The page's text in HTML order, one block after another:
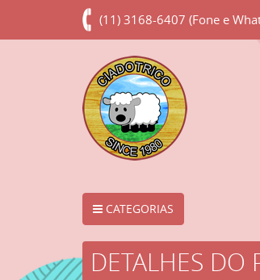
(11) 3168-6407 (Fone e
CATEGORIAS
DETALHES DO